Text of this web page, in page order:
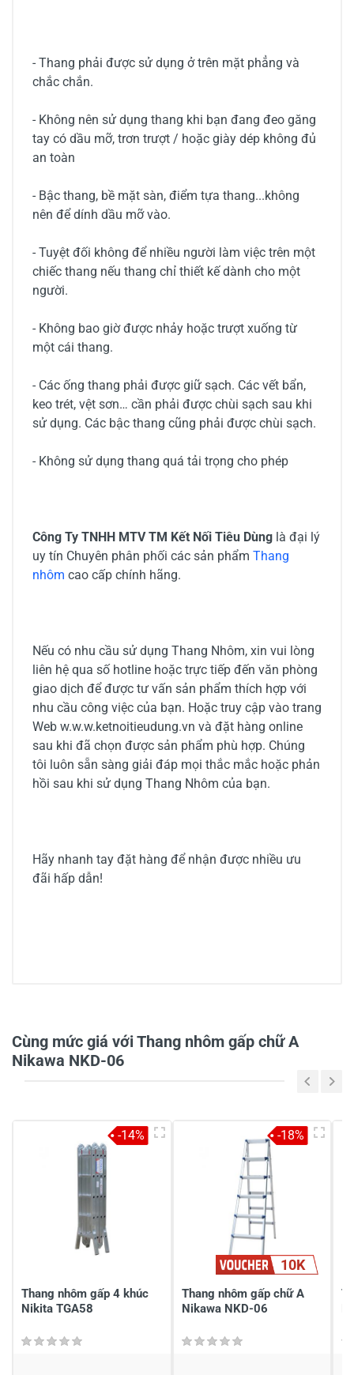
- Thang phải được sử dụng ở trên mặt phẳng và
chắc chắn.
- Không nên sử dụng thang khi bạn đang đeo găng
tay có dầu mỡ, trơn trượt / hoặc giày dép không đủ
an toàn
- Bậc thang, bề mặt sàn, điểm tựa thang...không
nên để dính dầu mỡ vào.
- Tuyệt đối không để nhiều người làm việc trên một
chiếc thang nếu thang chỉ thiết kế dành cho một
người.
- Không bao giờ được nhảy hoặc trượt xuống từ
một cái thang.
- Các ống thang phải được giữ sạch. Các vết bẩn,
keo trét, vệt sơn… cần phải được chùi sạch sau khi
sử dụng. Các bậc thang cũng phải được chùi sạch.
- Không sử dụng thang quá tải trọng cho phép
Công Ty TNHH MTV TM Kết Nối Tiêu Dùng là đại lý
uy tín Chuyên phân phối các sản phẩm Thang
nhôm cao cấp chính hãng.
Nếu có nhu cầu sử dụng Thang Nhôm, xin vui lòng
liên hệ qua số hotline hoặc trực tiếp đến văn phòng
giao dịch để được tư vấn sản phẩm thích hợp với
nhu cầu công việc của bạn. Hoặc truy cập vào trang
Web w.w.w.ketnoitieudung.vn và đặt hàng online
sau khi đã chọn được sản phẩm phù hợp. Chúng
tôi luôn sẵn sàng giải đáp mọi thắc mắc hoặc phản
hồi sau khi sử dụng Thang Nhôm của bạn.
Hãy nhanh tay đặt hàng để nhận được nhiều ưu
đãi hấp dẫn!
3
-
2
-
1
-
Chia sẻ nhận xét về sản phẩm
Viết nhận xét của bạn
Cùng mức giá với Thang nhôm gấp chữ A
Nikawa NKD-06
Thang nhôm gấp 4 khúc
Nikita TGA58
-14%
10K
Thang nhôm gấp chữ A
Nikawa NKD-06
-18%